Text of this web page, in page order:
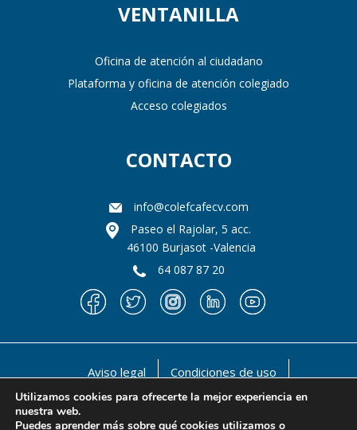
VENTANILLA
Oficina de atención al ciudadano
Plataforma y oficina de atención colegiado
Acceso colegiados
CONTACTO
info@colefcafecv.com
Paseo el Rajolar, 5 acc.
46100 Burjasot -Valencia
64 087 87 20
Aviso legal
Condiciones de uso
Política de privacidad
Política de cookies
@ 1990-2021 Il llustre Colegio oficial de Licenciados
Utilizamos cookies para ofrecerte la mejor experiencia en
nuestra web.
Puedes aprender más sobre qué cookies utilizamos o